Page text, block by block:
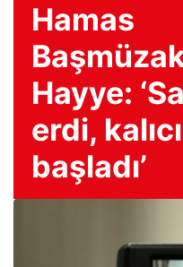
Hamas
Hayye:
erdi,
başladı’